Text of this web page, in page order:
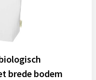
brede bodem